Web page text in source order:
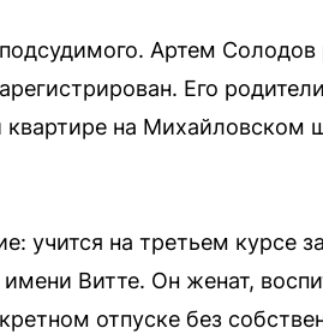
Артем Солодов
Его
на Михайловском
учится на третьем курсе
Витте. Он женат,
отпуске без